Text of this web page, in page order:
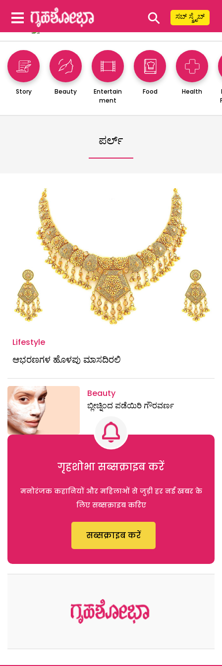
⚲ ಸಬ್ ಸ್ಕ್ರೈಬ್
Story Beauty
Entertain
ment
Food Health
ಪರ್ಲ್
Lifestyle
ಆಭರಣಗಳ ಹೊಳಪು ಮಾಸದಿರಲಿ
Beauty
ಬ್ಲೀಚ್ನಿಂದ ಪಡೆಯಿರಿ ಗೌರವರ್ಣ
गृहशोभा सब्सक्राइब करें
मनोरंजक कहानियों और महिलाओं से जुड़ी हर नई खबर के
लिए सब्सक्राइब करिए
सब्सक्राइब करें